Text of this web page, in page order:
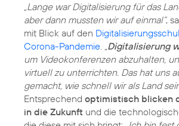
„Lange war Digitalisierung für das
aber dann mussten wir auf einmal“,
mit Blick auf den
Corona-Pandemie. „Digitalisierung
um Videokonferenzen abzuhalten,
virtuell zu unterrichten. Das hat uns
gemacht, wie schnell wir als Land
Entsprechend optimistisch blicken
in die Zukunft und die